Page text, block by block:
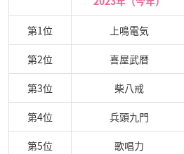
第1位 上鳴電気
第2位 喜屋武暦
第3位 柴八戒
第4位 兵頭九門
第5位 歌唱力